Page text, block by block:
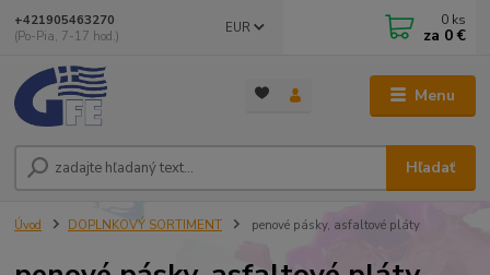
Menu
EUR
Hľadať
+421905463270
(Po-Pia, 7-17 hod.)
0 ks
za 0 €
Úvod DOPLNKOVÝ SORTIMENT penové pásky, asfaltové pláty